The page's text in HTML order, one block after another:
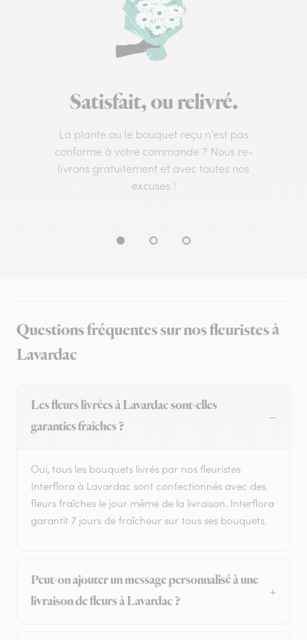
Satisfait, ou relivré.
La plante ou le bouquet reçu n’est pas
conforme à votre commande ? Nous re-
livrons gratuitement et avec toutes nos
excuses !
Questions fréquentes sur nos fleuristes à
Lavardac
Les fleurs livrées à Lavardac sont-elles
garanties fraîches ?
Oui, tous les bouquets livrés par nos fleuristes
Interflora à Lavardac sont confectionnés avec des
fleurs fraîches le jour même de la livraison. Interflora
garantit 7 jours de fraîcheur sur tous ses bouquets.
Peut-on ajouter un message personnalisé à une
livraison de fleurs à Lavardac ?